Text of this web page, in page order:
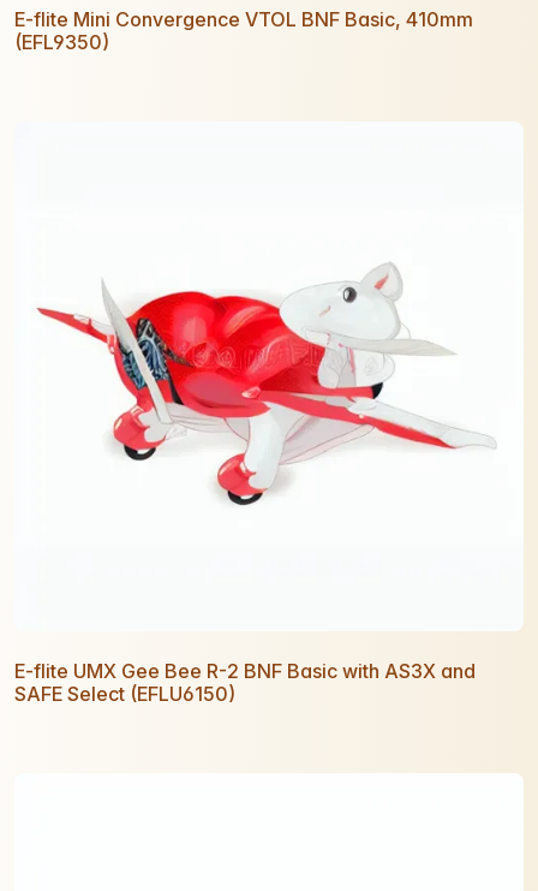
E-flite Mini Convergence VTOL BNF Basic, 410mm
(EFL9350)
E-flite UMX Gee Bee R-2 BNF Basic with AS3X and
SAFE Select (EFLU6150)